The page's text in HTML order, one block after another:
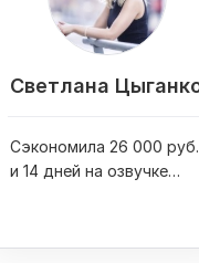
Светлана
Сэкономила 26 000 руб.
и 14 дней на озвучке